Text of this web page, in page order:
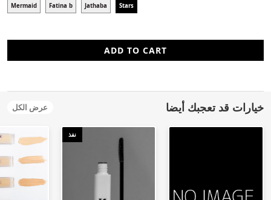
Stars
Jathaba
Fatina b
Mermaid
ADD TO CART
خيارات قد تعجبك أيضا عرض الكل
نفذ